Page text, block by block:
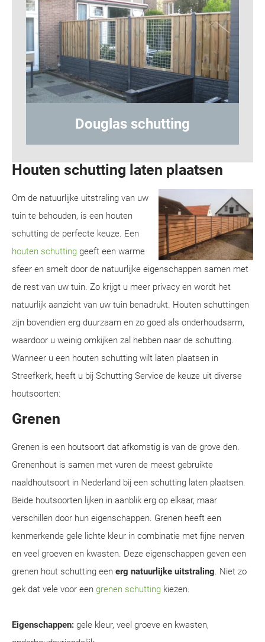
Hout-betonschutting
Houten schutting laten plaatsen
Om de natuurlijke uitstraling van uw
tuin te behouden, is een houten
schutting de perfecte keuze. Een
houten schutting geeft een warme
sfeer en smelt door de natuurlijke eigenschappen samen met
de rest van uw tuin. Zo krijgt u meer privacy en wordt het
natuurlijk aanzicht van uw tuin benadrukt. Houten schuttingen
zijn bovendien erg duurzaam en zo goed als onderhoudsarm,
waardoor u weinig omkijken zal hebben naar de schutting.
Wanneer u een houten schutting wilt laten plaatsen in
Streefkerk, heeft u bij Schutting Service de keuze uit diverse
houtsoorten:
Grenen
Grenen is een houtsoort dat afkomstig is van de grove den.
Grenenhout is samen met vuren de meest gebruikte
naaldhoutsoort in Nederland bij een schutting laten plaatsen.
Beide houtsoorten lijken in aanblik erg op elkaar, maar
verschillen door hun eigenschappen. Grenen heeft een
kenmerkende gele lichte kleur in combinatie met fijne nerven
en veel groeven en kwasten. Deze eigenschappen geven een
grenen hout schutting een erg natuurlijke uitstraling. Niet zo
gek dat vele voor een grenen schutting kiezen.
Eigenschappen: gele kleur, veel groeve en kwasten,